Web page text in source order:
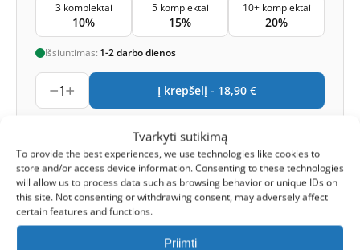
Tvarkyti sutikimą
To provide the best experiences, we use technologies like cookies to
store and/or access device information. Consenting to these technologies
will allow us to process data such as browsing behavior or unique IDs on
this site. Not consenting or withdrawing consent, may adversely affect
certain features and functions.
Priimti
3 komplektai
10%
5 komplektai
15%
10+ komplektai
20%
Išsiuntimas: 1-2 darbo dienos
1 Į krepšelį - 18,90 €
Lojalumo taškai- Gauk 45 taškus
ANALOGAS